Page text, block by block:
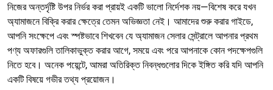
নিজের অন্তর্দৃষ্টি উপর নির্ভর করা প্রায়ই একটি ভালো নির্দেশক নয়—বিশেষ করে যখন
অ্যামাজনে বিক্রি করার ক্ষেত্রে তেমন অভিজ্ঞতা নেই। আমাদের শুরু করার গাইডে,
আপনি সংক্ষেপে এবং স্পষ্টভাবে শিখবেন যে অ্যামাজন সেলার সেন্ট্রালে আপনার প্রথম
পণ্য অফারগুলি তালিকাভুক্ত করার আগে, সময়ে এবং পরে আপনাকে কোন পদক্ষেপগুলি
নিতে হবে। অনেক পয়েন্টে, আমরা অতিরিক্ত নিবন্ধগুলোর দিকে ইঙ্গিত করি যদি আপনি
একটি বিষয়ে গভীর তথ্য প্রয়োজন।